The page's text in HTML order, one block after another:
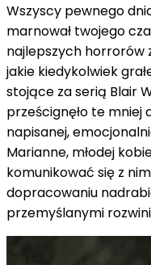
Wszyscy pewnego
marnował twojego
najlepszych horrorów
jakie kiedykolwiek
stojące za serią Blair
prześcignęło te
napisanej,
Marianne, młodej
komunikować się z
dopracowaniu
przemyślanymi